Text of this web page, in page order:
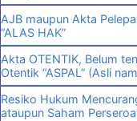
AJB maupun Akta
“ALAS HAK”
Akta OTENTIK, Belum
Otentik “ASPAL” (Asli
Resiko Hukum
ataupun Saham